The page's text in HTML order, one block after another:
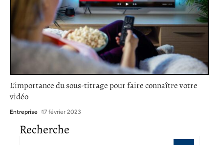
L’importance du sous-titrage pour faire connaître votre
vidéo
Entreprise 17 février 2023
Recherche